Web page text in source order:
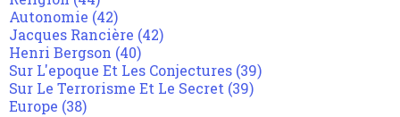
Autonomie (42)
Jacques Rancière (42)
Henri Bergson (40)
Sur L'epoque Et Les Conjectures (39)
Sur Le Terrorisme Et Le Secret (39)
Europe (38)